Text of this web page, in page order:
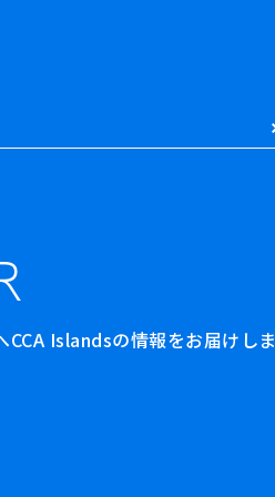
Islandsの情報をお届けしま